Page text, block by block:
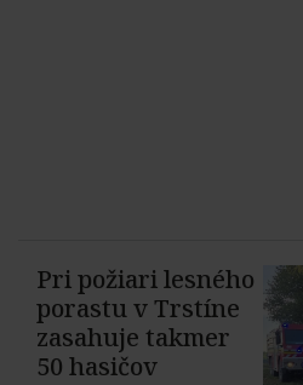
Pri požiari lesného
porastu v Trstíne
zasahuje takmer
50 hasičov